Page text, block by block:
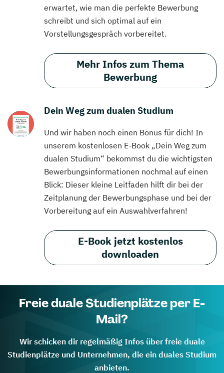
erwartet, wie man die perfekte Bewerbung
schreibt und sich optimal auf ein
Vorstellungsgespräch vorbereitet.
Mehr Infos zum Thema
Bewerbung
Dein Weg zum dualen Studium
Und wir haben noch einen Bonus für dich! In
unserem kostenlosen E-Book „Dein Weg zum
dualen Studium“ bekommst du die wichtigsten
Bewerbungsinformationen nochmal auf einen
Blick: Dieser kleine Leitfaden hilft dir bei der
Zeitplanung der Bewerbungsphase und bei der
Vorbereitung auf ein Auswahlverfahren!
E-Book jetzt kostenlos
downloaden
Freie duale Studienplätze per E-
Mail?
Wir schicken dir regelmäßig Infos über freie duale
Studienplätze und Unternehmen, die ein duales Studium
anbieten.